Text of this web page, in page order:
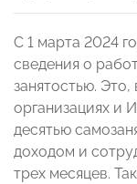
С 1 марта 2024
сведения о
занятостью.
организациях и
десятью
доходом и
трех месяцев.